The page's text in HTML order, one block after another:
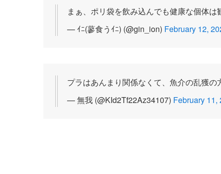
まぁ、ポリ袋を飲み込んでも健康な個体
— ｲﾆ(蓼食うｲﾆ) (@gin_ion) February 12,
プラはあんまり関係なくて、魚介の乱獲の
— 無我 (@KId2Tf22Az34107) February 11,